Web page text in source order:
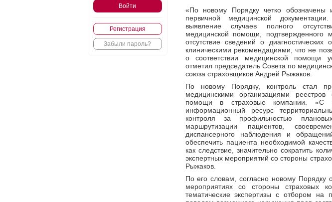
Регистрация
Забыли пароль?
«По новому Порядку четко
первичной медицинской
выявление случаев полного
медицинской помощи, подтвержденного
отсутствие сведений о диагностических
клиническими рекомендациями, что не
о соответствии медицинской помощи
отметил председатель Совета по
союза страховщиков Андрей Рыжаков.
По новому Порядку, контроль стал
медицинскими организациями
помощи в страховые компании. «С
информационный ресурс
контроля за профильностью
маршрутизации пациентов,
диспансерного наблюдения и
обеспечить пациента необходимой
как следствие, значительно сократить
экспертных мероприятий со стороны
Рыжаков.
По его словам, согласно новому Порядку
мероприятиях со стороны страховых
тематические экспертизы с отбором на